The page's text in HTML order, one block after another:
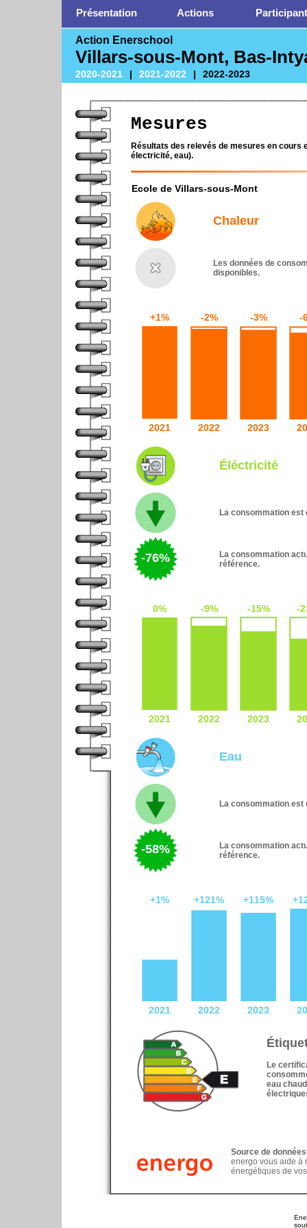
Présentation Actions
Action Enerschool
Villars-sous-Mont, Bas-
2020-2021 | 2021-2022 | 2022-2023
Mesures
Résultats des relevés de mesures en cours
électricité, eau).
Ecole de Villars-sous-Mont
Chaleur
Les données de
disponibles.
Éléctricité
La consommation est
-76%
La consommation
référence.
Eau
La consommation est
-58%
La consommation
référence.
Le
eau
Source de données
energo vous aide à
énergétiques de